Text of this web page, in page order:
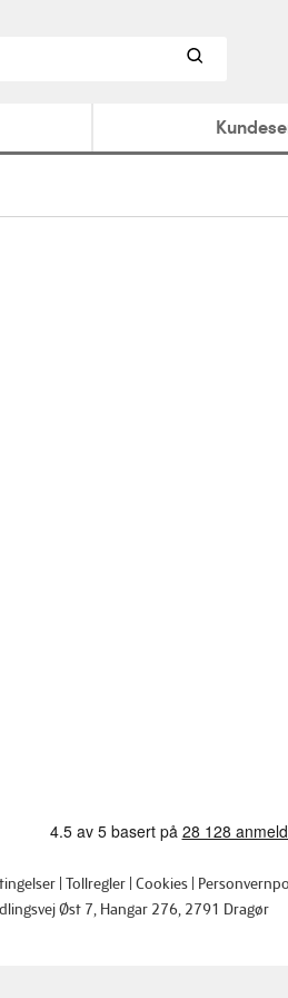
Tollregler Cookies
Øst 7, Hangar 276, 2791 Dragør